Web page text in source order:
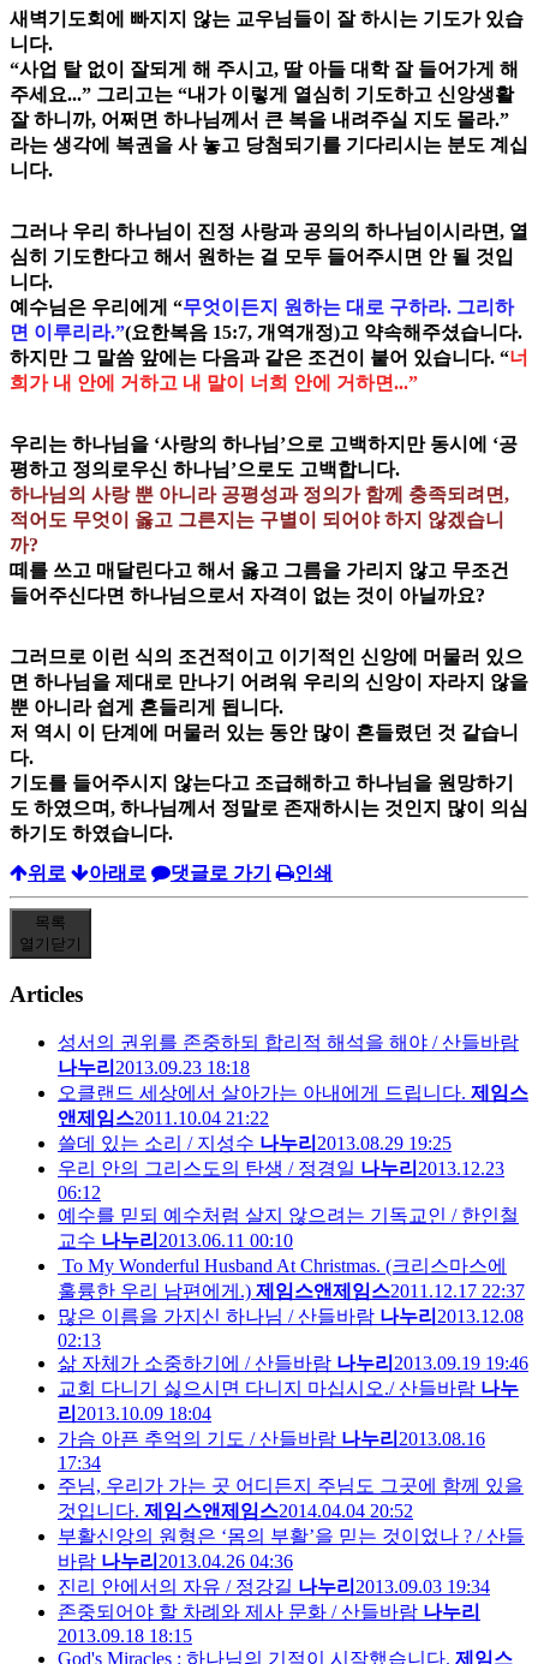
새벽기도회에 빠지지 않는 교우님들이 잘 하시는 기도가 있습
니다.
“사업 탈 없이 잘되게 해 주시고, 딸 아들 대학 잘 들어가게 해
주세요...” 그리고는 “내가 이렇게 열심히 기도하고 신앙생활
잘 하니까, 어쩌면 하나님께서 큰 복을 내려주실 지도 몰라.”
라는 생각에 복권을 사 놓고 당첨되기를 기다리시는 분도 계십
니다.
그러나 우리 하나님이 진정 사랑과 공의의 하나님이시라면, 열
심히 기도한다고 해서 원하는 걸 모두 들어주시면 안 될 것입
니다.
예수님은 우리에게 “무엇이든지 원하는 대로 구하라. 그리하
면 이루리라.”(요한복음 15:7, 개역개정)고 약속해주셨습니다.
하지만 그 말씀 앞에는 다음과 같은 조건이 붙어 있습니다. “너
희가 내 안에 거하고 내 말이 너희 안에 거하면...”
우리는 하나님을 ‘사랑의 하나님’으로 고백하지만 동시에 ‘공
평하고 정의로우신 하나님’으로도 고백합니다.
하나님의 사랑 뿐 아니라 공평성과 정의가 함께 충족되려면,
적어도 무엇이 옳고 그른지는 구별이 되어야 하지 않겠습니
까?
떼를 쓰고 매달린다고 해서 옳고 그름을 가리지 않고 무조건
들어주신다면 하나님으로서 자격이 없는 것이 아닐까요?
그러므로 이런 식의 조건적이고 이기적인 신앙에 머물러 있으
면 하나님을 제대로 만나기 어려워 우리의 신앙이 자라지 않을
뿐 아니라 쉽게 흔들리게 됩니다.
저 역시 이 단계에 머물러 있는 동안 많이 흔들렸던 것 같습니
다.
기도를 들어주시지 않는다고 조급해하고 하나님을 원망하기
도 하였으며, 하나님께서 정말로 존재하시는 것인지 많이 의심
하기도 하였습니다.
위로
아래로 댓글로 가기 인쇄
목록
열기 닫기
Articles
성서의 권위를 존중하되 합리적 해석을 해야 / 산들바람
나누리 2013.09.23 18:18
오클랜드 세상에서 살아가는 아내에게 드립니다. 제임스
앤제임스2011.10.04 21:22
쓸데 있는 소리 / 지성수 나누리 2013.08.29 19:25
우리 안의 그리스도의 탄생 / 정경일 나누리 2013.12.23
06:12
예수를 믿되 예수처럼 살지 않으려는 기독교인 / 한인철
교수 나누리 2013.06.11 00:10
To My Wonderful Husband At Christmas. (크리스마스에
훌륭한 우리 남편에게.) 제임스앤제임스2011.12.17 22:37
많은 이름을 가지신 하나님 / 산들바람 나누리 2013.12.08
02:13
삶 자체가 소중하기에 / 산들바람 나누리 2013.09.19 19:46
교회 다니기 싫으시면 다니지 마십시오./ 산들바람 나누
리 2013.10.09 18:04
가슴 아픈 추억의 기도 / 산들바람 나누리 2013.08.16
17:34
주님, 우리가 가는 곳 어디든지 주님도 그곳에 함께 있을
것입니다. 제임스앤제임스2014.04.04 20:52
부활신앙의 원형은 ‘몸의 부활’을 믿는 것이었나 ? / 산들
바람 나누리 2013.04.26 04:36
진리 안에서의 자유 / 정강길 나누리 2013.09.03 19:34
존중되어야 할 차례와 제사 문화 / 산들바람 나누리
2013.09.18 18:15
God's Miracles : 하나님의 기적이 시작했습니다. 제임스